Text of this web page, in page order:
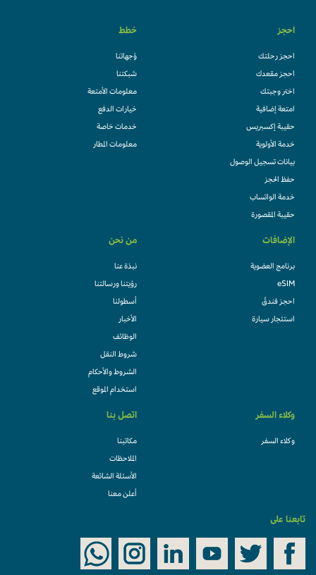
احجز
احجز رحلتك
احجز مقعدك
اختر وجبتك
امتعة إضافية
حقيبة إكسبريس
خدمة الأولوية
بيانات تسجيل الوصول
حفظ الحجز
خدمة الواتساب
حقيبة المقصورة
خطط
وُجهاتنا
شبكتنا
معلومات الأمتعة
خيارات الدفع
خدمات خاصة
معلومات المطار
الإضافات
برنامج العضوية
eSIM
احجز فندقً
استئجار سيارة
من نحن
نبذة عنا
رؤيتنا ورسالتنا
أسطولنا
الأخبار
الوظائف
شروط النقل
الشروط والأحكام
استخدام الموقع
وكلاء السفر
وكلاء السفر
اتصل بنا
مكاتبنا
الملاحظات
الأسئلة الشائعة
أعلن معنا
تابعنا على